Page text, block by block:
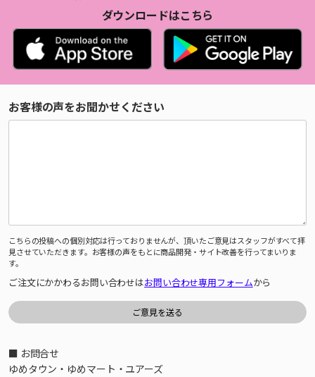
ダウンロードはこちら
お客様の声をお聞かせください
こちらの投稿への個別対応は行っておりませんが、頂いたご意見はスタッフがすべて拝
見させていただきます。お客様の声をもとに商品開発・サイト改善を行ってまいりま
す。
ご注文にかかわるお問い合わせはお問い合わせ専用フォームから
■ お問合せ
ゆめタウン・ゆめマート・ユアーズ